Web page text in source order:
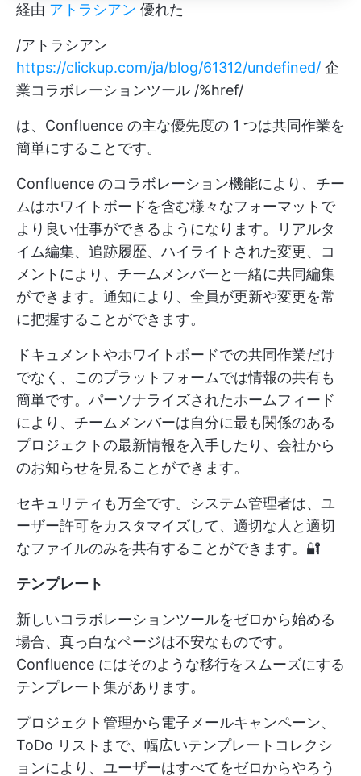
経由 アトラシアン 優れた
/アトラシアン
https://clickup.com/ja/blog/61312/undefined/ 企
業コラボレーションツール /%href/
は、Confluence の主な優先度の 1 つは共同作業を
簡単にすることです。
Confluence のコラボレーション機能により、チー
ムはホワイトボードを含む様々なフォーマットで
より良い仕事ができるようになります。リアルタ
イム編集、追跡履歴、ハイライトされた変更、コ
メントにより、チームメンバーと一緒に共同編集
ができます。通知により、全員が更新や変更を常
に把握することができます。
ドキュメントやホワイトボードでの共同作業だけ
でなく、このプラットフォームでは情報の共有も
簡単です。パーソナライズされたホームフィード
により、チームメンバーは自分に最も関係のある
プロジェクトの最新情報を入手したり、会社から
のお知らせを見ることができます。
セキュリティも万全です。システム管理者は、ユ
ーザー許可をカスタマイズして、適切な人と適切
なファイルのみを共有することができます。🔐
テンプレート
新しいコラボレーションツールをゼロから始める
場合、真っ白なページは不安なものです。
Confluence にはそのような移行をスムーズにする
テンプレート集があります。
プロジェクト管理から電子メールキャンペーン、
ToDo リストまで、幅広いテンプレートコレクシ
ョンにより、ユーザーはすべてをゼロからやろう